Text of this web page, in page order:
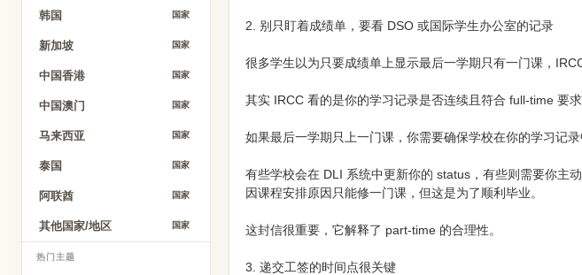
韩国 国家
新加坡 国家
中国香港 国家
中国澳门 国家
马来西亚 国家
泰国 国家
阿联酋 国家
其他国家/地区 国家
热门主题
2. 别只盯着成绩单，要看 DSO 或国际学生办公室的记录
很多学生以为只要成绩单上显示最后一学期只有一门课，
其实 IRCC 看的是你的学习记录是否连续且符合 full-time 要求
如果最后一学期只上一门课，你需要确保学校在你的学习记
有些学校会在 DLI 系统中更新你的 status，有些则需要你主
因课程安排原因只能修一门课，但这是为了顺利毕业。
这封信很重要，它解释了 part-time 的合理性。
3. 递交工签的时间点很关键